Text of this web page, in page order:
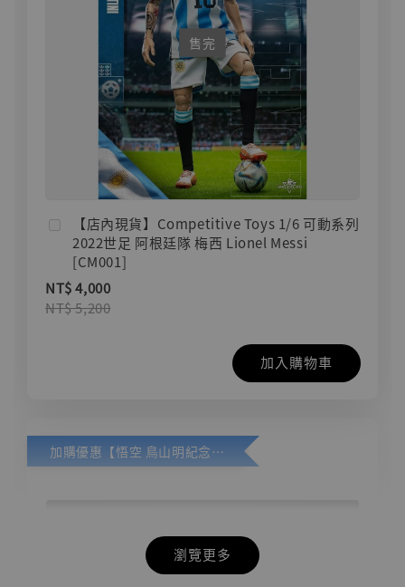
售完
【店內現貨】Competitive Toys 1/6 可動系列
2022世足 阿根廷隊 梅西 Lionel Messi
[CM001]
NT$ 4,000
NT$ 5,200
加入購物車
加購優惠【悟空 鳥山明紀念款 [奇蹟工作室]】
瀏覽更多